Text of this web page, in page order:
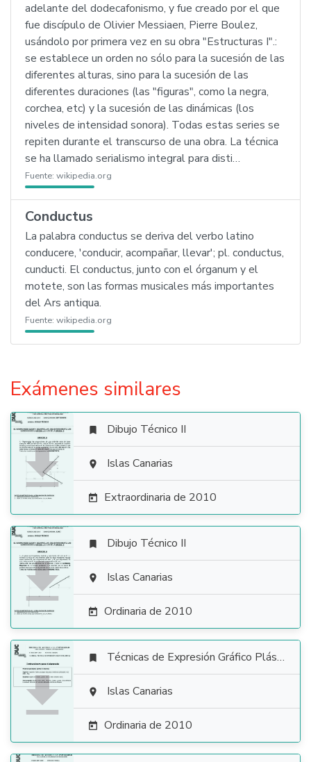
adelante del dodecafonismo, y fue creado por el que
fue discípulo de Olivier Messiaen, Pierre Boulez,
usándolo por primera vez en su obra "Estructuras I".:
se establece un orden no sólo para la sucesión de las
diferentes alturas, sino para la sucesión de las
diferentes duraciones (las "figuras", como la negra,
corchea, etc) y la sucesión de las dinámicas (los
niveles de intensidad sonora). Todas estas series se
repiten durante el transcurso de una obra. La técnica
se ha llamado serialismo integral para disti…
Fuente: wikipedia.org
Conductus
La palabra conductus se deriva del verbo latino
conducere, 'conducir, acompañar, llevar'; pl. conductus,
cunducti. El conductus, junto con el órganum y el
motete, son las formas musicales más importantes
del Ars antiqua.
Fuente: wikipedia.org
Exámenes similares

 Dibujo Técnico II
 Islas Canarias
 Extraordinaria de 2010

 Dibujo Técnico II
 Islas Canarias
 Ordinaria de 2010

 Técnicas de Expresión Gráfico Plástica
 Islas Canarias
 Ordinaria de 2010